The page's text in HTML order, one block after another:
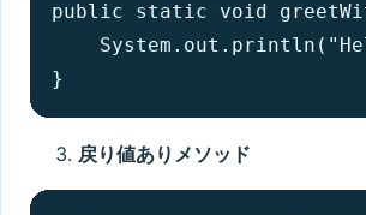
public static void
}
戻り値ありメソッド